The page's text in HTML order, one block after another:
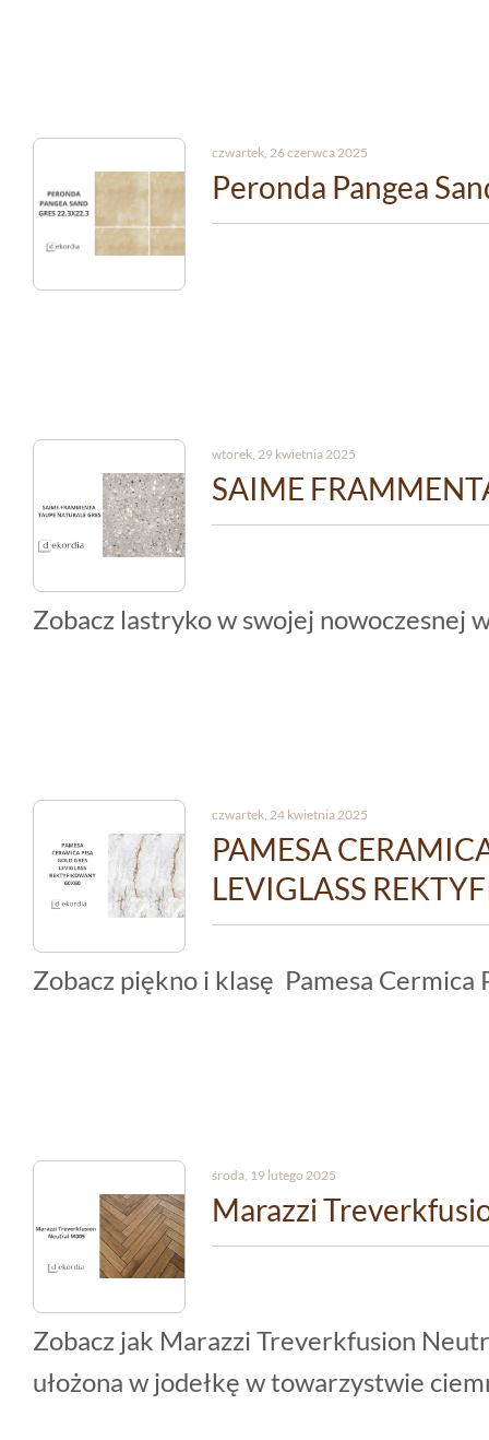
czwartek, 26 czerwca 2025
Peronda Pangea
wtorek, 29 kwietnia 2025
SAIME
Zobacz lastryko w swojej nowoczesnej
czwartek, 24 kwietnia 2025
PAMESA
LEVIGLASS
Zobacz piękno i klasę Pamesa Cermica
środa, 19 lutego 2025
Marazzi
Zobacz jak Marazzi Treverkfusion
ułożona w jodełkę w towarzystwie